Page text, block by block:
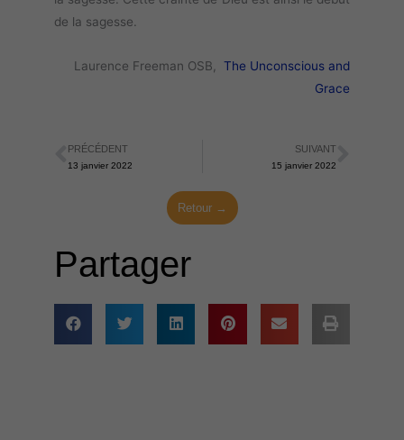
de la sagesse.
Laurence Freeman OSB,
The Unconscious and
Grace
Précédent
PRÉCÉDENT
13 janvier 2022
SUIVANT
15 janvier 2022
Retour →
Partager